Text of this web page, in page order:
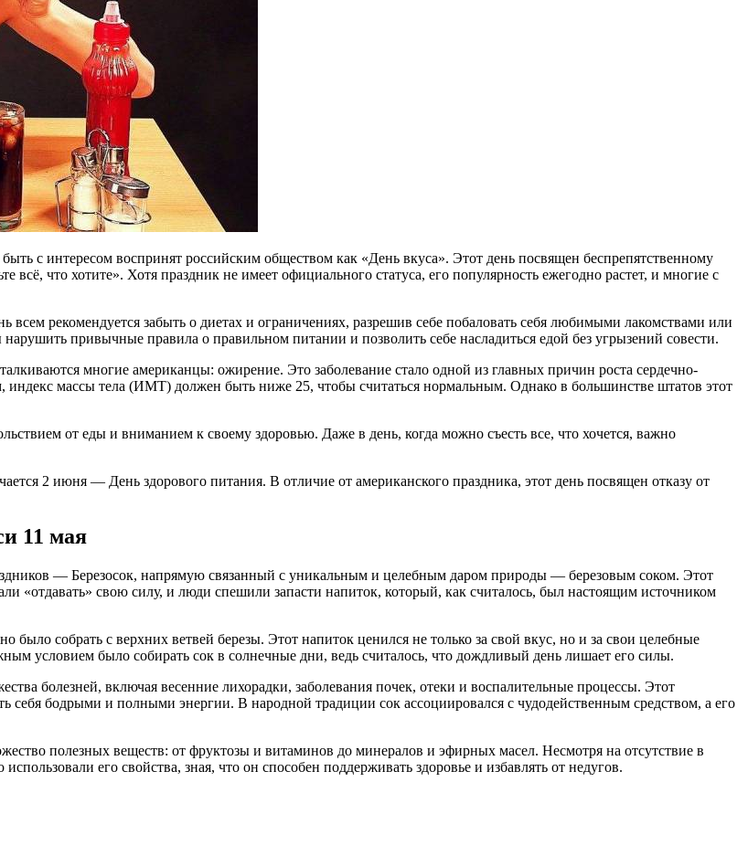
с интересом воспринят российским обществом как «День вкуса». Этот день посвящен беспрепятственному
что хотите». Хотя праздник не имеет официального статуса, его популярность ежегодно растет, и многие с
рекомендуется забыть о диетах и ограничениях, разрешив себе побаловать себя любимыми лакомствами или
привычные правила о правильном питании и позволить себе насладиться едой без угрызений совести.
многие американцы: ожирение. Это заболевание стало одной из главных причин роста сердечно-
индекс массы тела (ИМТ) должен быть ниже 25, чтобы считаться нормальным. Однако в большинстве штатов этот
от еды и вниманием к своему здоровью. Даже в день, когда можно съесть все, что хочется, важно
2 июня — День здорового питания. В отличие от американского праздника, этот день посвящен отказу от
11 мая
— Березосок, напрямую связанный с уникальным и целебным даром природы — березовым соком. Этот
«отдавать» свою силу, и люди спешили запасти напиток, который, как считалось, был настоящим источником
собрать с верхних ветвей березы. Этот напиток ценился не только за свой вкус, но и за свои целебные
условием было собирать сок в солнечные дни, ведь считалось, что дождливый день лишает его силы.
болезней, включая весенние лихорадки, заболевания почек, отеки и воспалительные процессы. Этот
себя бодрыми и полными энергии. В народной традиции сок ассоциировался с чудодейственным средством, а его
полезных веществ: от фруктозы и витаминов до минералов и эфирных масел. Несмотря на отсутствие в
его свойства, зная, что он способен поддерживать здоровье и избавлять от недугов.